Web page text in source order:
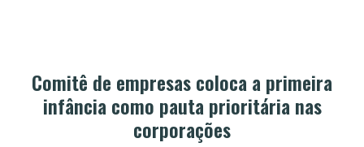
Comitê de empresas coloca a primeira
infância como pauta prioritária nas
corporações